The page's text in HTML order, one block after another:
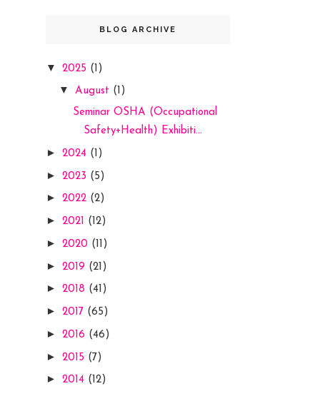
BLOG ARCHIVE
▼ 2025 (1)
▼ August (1)
Seminar OSHA (Occupational
Safety+Health) Exhibiti...
► 2024 (1)
► 2023 (5)
► 2022 (2)
► 2021 (12)
► 2020 (11)
► 2019 (21)
► 2018 (41)
► 2017 (65)
► 2016 (46)
► 2015 (7)
► 2014 (12)